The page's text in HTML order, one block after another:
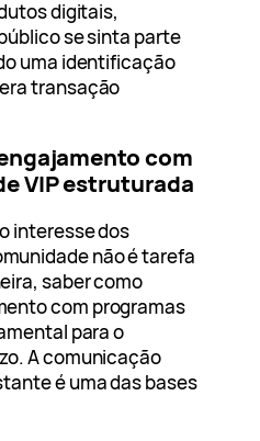
digitais,
se sinta parte
uma identificação
transação
com
VIP estruturada
interesse dos
não é tarefa
saber como
com programas
para o
A comunicação
é uma das bases